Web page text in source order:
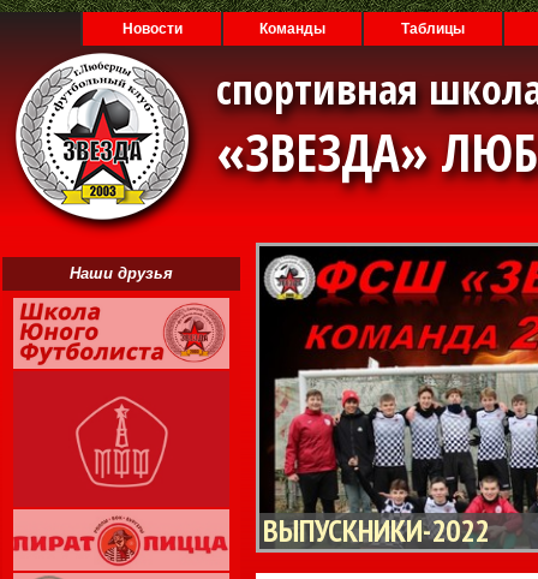
Новости Команды Таблицы
спортивная
«ЗВЕЗДА»
Наши друзья
ВЫПУСКНИКИ-2022